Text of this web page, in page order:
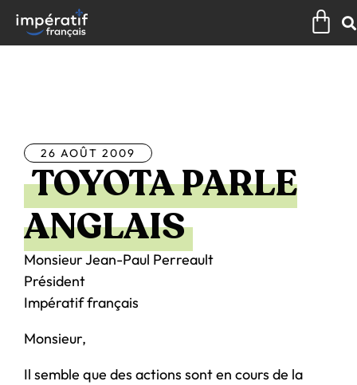
contenu
26 AOÛT 2009
TOYOTA PARLE
ANGLAIS
Monsieur Jean-Paul Perreault
Président
Impératif français
Monsieur,
Il semble que des actions sont en cours de la